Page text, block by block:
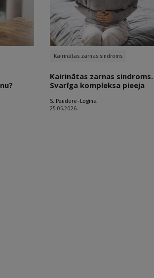
Kairinātas zarnas sindroms
Kairinātas zarnas sindroms.
Svarīga kompleksa pieeja
S. Paudere–Logina
25.05.2026.